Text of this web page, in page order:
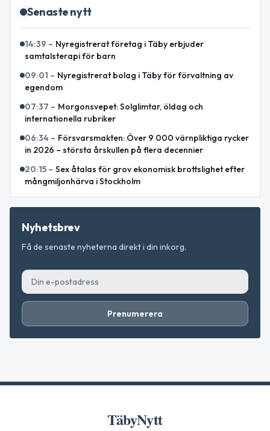
Senaste nytt
14:39 – Nyregistrerat företag i Täby erbjuder
samtalsterapi för barn
09:01 – Nyregistrerat bolag i Täby för förvaltning av
egendom
07:37 – Morgonsvepet: Solglimtar, öldag och
internationella rubriker
06:34 – Försvarsmakten: Över 9 000 värnpliktiga rycker
in 2026 – största årskullen på flera decennier
20:15 – Sex åtalas för grov ekonomisk brottslighet efter
mångmiljonhärva i Stockholm
Nyhetsbrev
Få de senaste nyheterna direkt i din inkorg.
Prenumerera
TäbyNytt